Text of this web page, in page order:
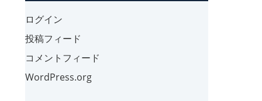
ログイン
投稿フィード
コメントフィード
WordPress.org